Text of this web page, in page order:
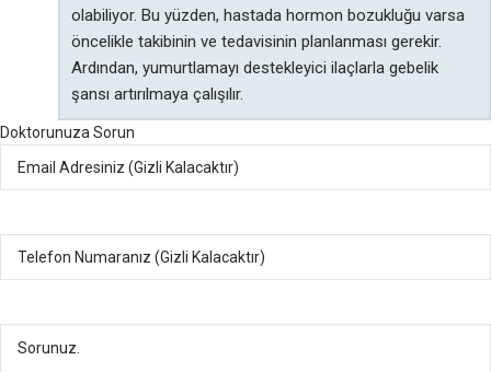
olabiliyor. Bu yüzden, hastada hormon bozukluğu varsa
öncelikle takibinin ve tedavisinin planlanması gerekir.
Ardından, yumurtlamayı destekleyici ilaçlarla gebelik
şansı artırılmaya çalışılır.
Doktorunuza Sorun